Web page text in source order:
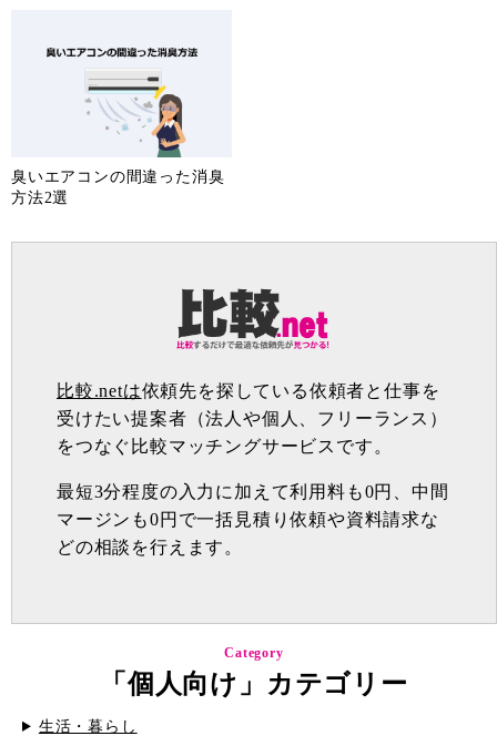
臭いエアコンの間違った消臭
方法2選
比較.netは依頼先を探している依頼者と仕事を
受けたい提案者（法人や個人、フリーランス）
をつなぐ比較マッチングサービスです。
最短3分程度の入力に加えて利用料も0円、中間
マージンも0円で一括見積り依頼や資料請求な
どの相談を行えます。
Category
「個人向け」カテゴリー
生活・暮らし